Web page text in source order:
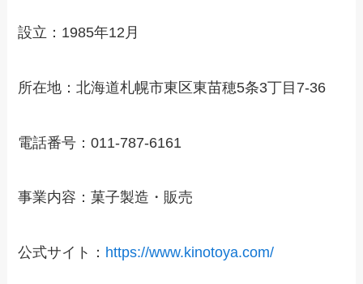
設立：1985年12月
所在地：北海道札幌市東区東苗穂5条3丁目7‐36
電話番号：011‐787‐6161
事業内容：菓子製造・販売
公式サイト： https://www.kinotoya.com/